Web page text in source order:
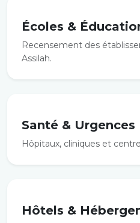
Écoles &
Recensement des
Assilah.
Santé & Urgences
Hôpitaux, cliniques et
Hôtels &